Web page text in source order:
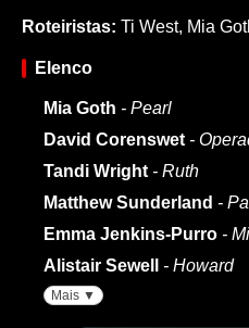
Roteiristas: Ti West, Mia
Elenco
Mia Goth - Pearl
David Corenswet -
Tandi Wright - Ruth
Matthew Sunderland -
Emma Jenkins-Purro -
Alistair Sewell
- Howard
Mais ▼